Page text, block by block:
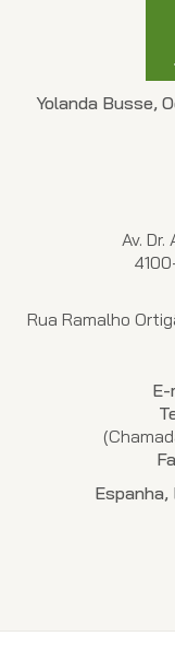
Yolanda Busse,
Av.
Rua Ramalho
E-